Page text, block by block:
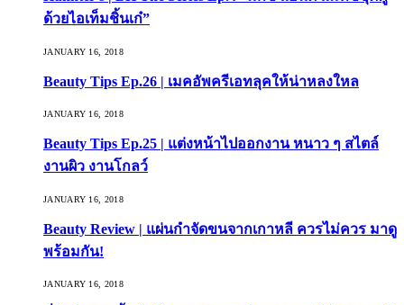
ด้วยไอเท็มชิ้นเก๋”
JANUARY 16, 2018
Beauty Tips Ep.26 | เมคอัพครีเอทลุคให้น่าหลงใหล
JANUARY 16, 2018
Beauty Tips Ep.25 | แต่งหน้าไปออกงาน หนาว ๆ สไตล์
งานผิว งานโกลว์
JANUARY 16, 2018
Beauty Review | แผ่นกำจัดขนจากเกาหลี ควรไม่ควร มาดู
พร้อมกัน!
JANUARY 16, 2018